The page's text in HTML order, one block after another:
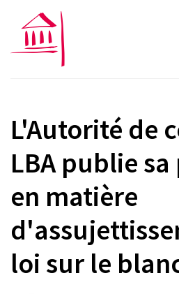
L'Autorité de
LBA publie
en matière
loi sur le